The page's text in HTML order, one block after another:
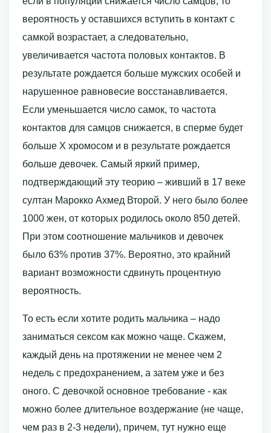
вероятность у оставшихся вступить в контакт с
самкой возрастает, а следовательно,
увеличивается частота половых контактов. В
результате рождается больше мужских особей и
нарушенное равновесие восстанавливается.
Если уменьшается число самок, то частота
контактов для самцов снижается, в сперме будет
больше Х хромосом и в результате рождается
больше девочек. Самый яркий пример,
подтверждающий эту теорию – живший в 17 веке
султан Марокко Ахмед Второй. У него было более
1000 жен, от которых родилось около 850 детей.
При этом соотношение мальчиков и девочек
было 63% против 37%. Вероятно, это крайний
вариант возможности сдвинуть процентную
вероятность.
То есть если хотите родить мальчика – надо
заниматься сексом как можно чаще. Скажем,
каждый день на протяжении не менее чем 2
недель с предохранением, а затем уже и без
оного. С девочкой основное требование - как
можно более длительное воздержание (не чаще,
чем раз в 2-3 недели), причем, тут нужно еще